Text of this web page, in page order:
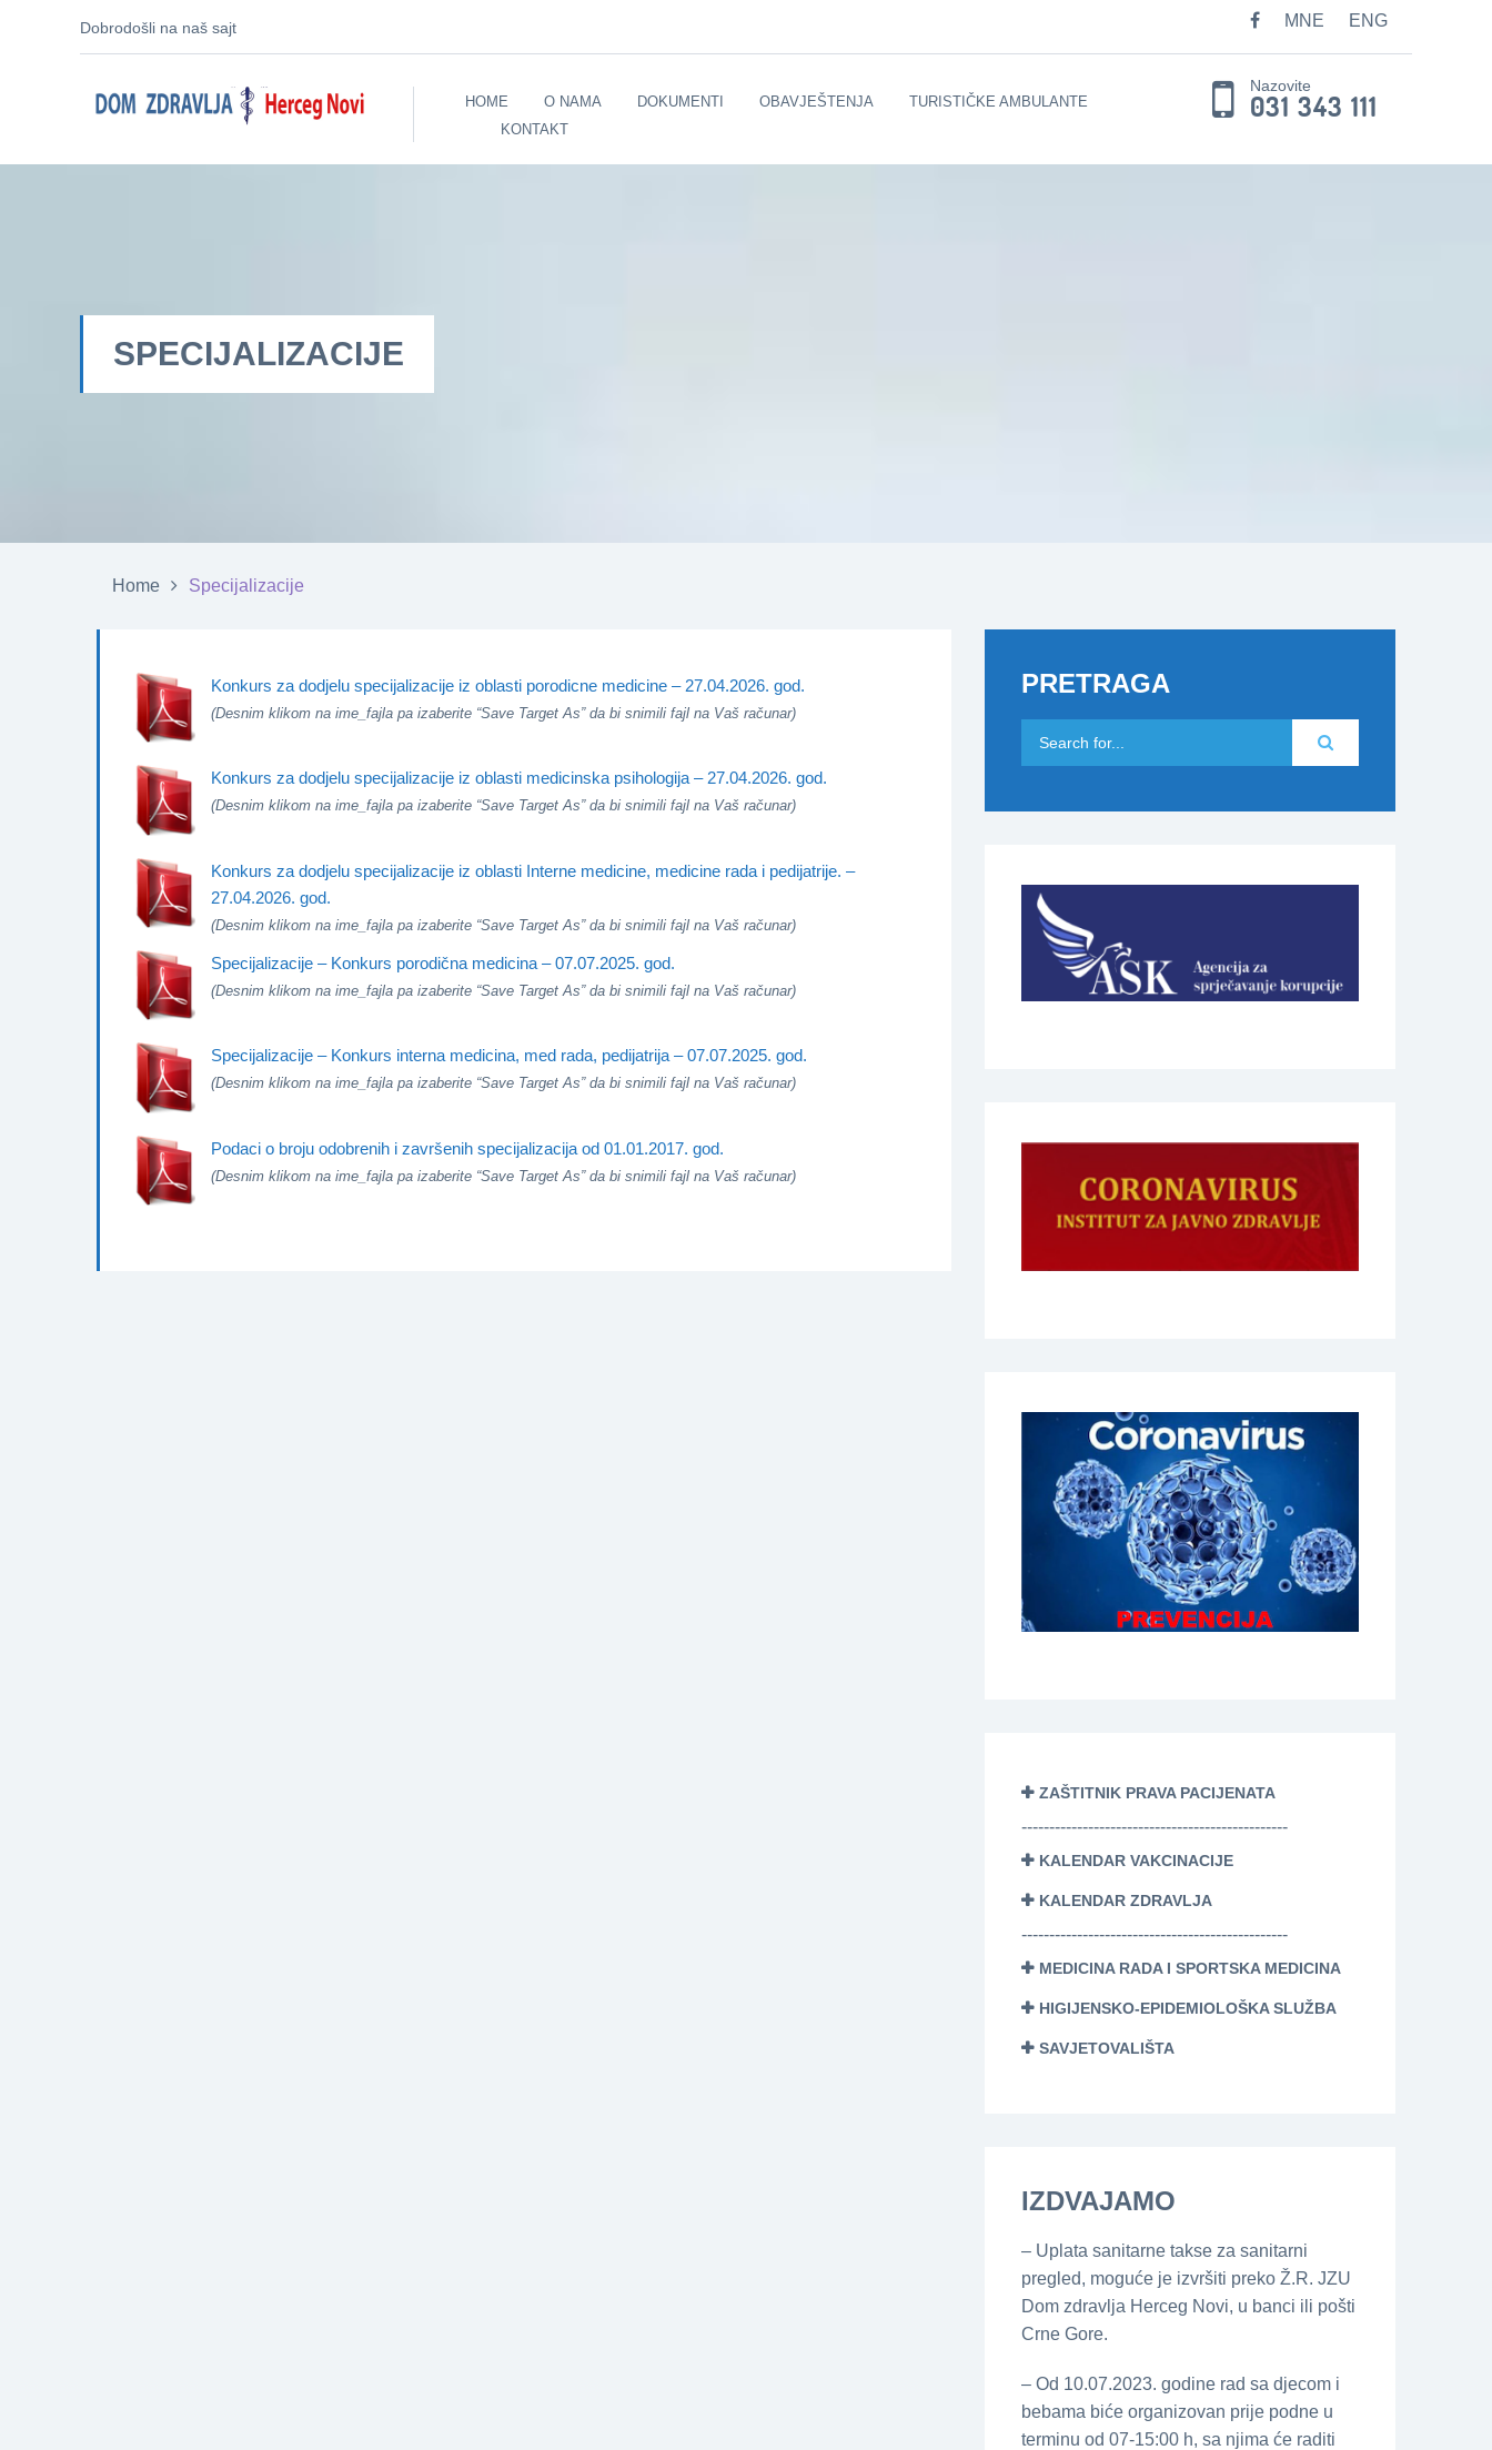
Dobrodošli na naš sajt MNE ENG
HOME O NAMA DOKUMENTI OBAVJEŠTENJA
TURISTIČKE AMBULANTE
KONTAKT
Nazovite
031 343 111
SPECIJALIZACIJE
Home Specijalizacije
Konkurs za dodjelu specijalizacije iz oblasti porodicne medicine – 27.04.2026. god.
(Desnim klikom na ime_fajla pa izaberite “Save Target As” da bi snimili fajl na Vaš računar)
Konkurs za dodjelu specijalizacije iz oblasti medicinska psihologija – 27.04.2026. god.
(Desnim klikom na ime_fajla pa izaberite “Save Target As” da bi snimili fajl na Vaš računar)
Konkurs za dodjelu specijalizacije iz oblasti Interne medicine, medicine rada i pedijatrije. –
27.04.2026. god.
(Desnim klikom na ime_fajla pa izaberite “Save Target As” da bi snimili fajl na Vaš računar)
Specijalizacije – Konkurs porodična medicina – 07.07.2025. god.
(Desnim klikom na ime_fajla pa izaberite “Save Target As” da bi snimili fajl na Vaš računar)
Specijalizacije – Konkurs interna medicina, med rada, pedijatrija – 07.07.2025. god.
(Desnim klikom na ime_fajla pa izaberite “Save Target As” da bi snimili fajl na Vaš računar)
Podaci o broju odobrenih i završenih specijalizacija od 01.01.2017. god.
(Desnim klikom na ime_fajla pa izaberite “Save Target As” da bi snimili fajl na Vaš računar)
PRETRAGA
ZAŠTITNIK PRAVA PACIJENATA
------------------------------------------------
KALENDAR VAKCINACIJE
KALENDAR ZDRAVLJA
------------------------------------------------
MEDICINA RADA I SPORTSKA MEDICINA
HIGIJENSKO-EPIDEMIOLOŠKA SLUŽBA
SAVJETOVALIŠTA
IZDVAJAMO
– Uplata sanitarne takse za sanitarni
pregled, moguće je izvršiti preko Ž.R. JZU
Dom zdravlja Herceg Novi, u banci ili pošti
Crne Gore.
– Od 10.07.2023. godine rad sa djecom i
bebama biće organizovan prije podne u
terminu od 07-15:00 h, sa njima će raditi